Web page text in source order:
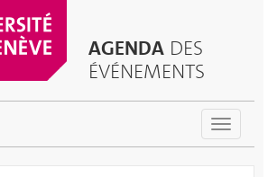
AGENDA DES
ÉVÉNEMENTS
Toggle